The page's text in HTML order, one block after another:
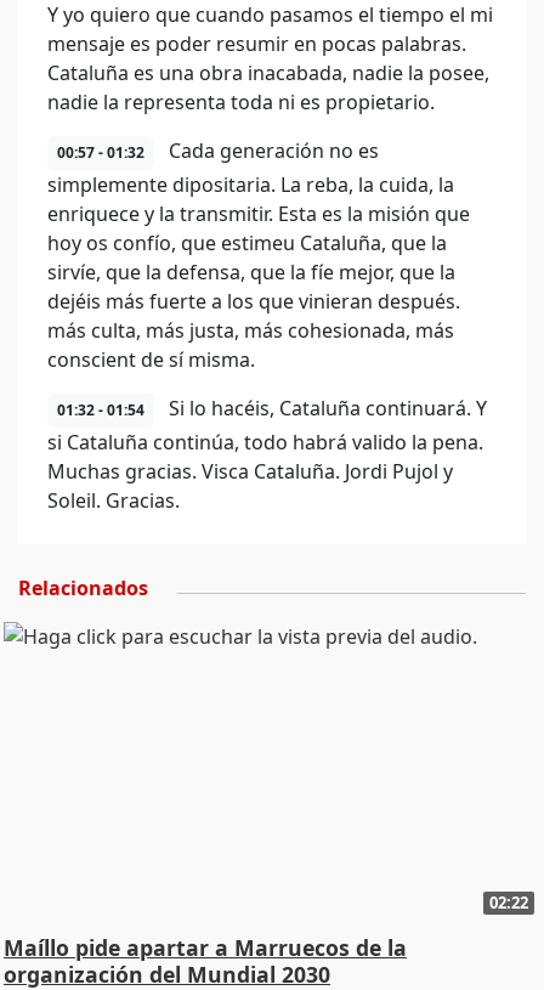
Y yo quiero que cuando pasamos el tiempo el mi
mensaje es poder resumir en pocas palabras.
Cataluña es una obra inacabada, nadie la posee,
nadie la representa toda ni es propietario.
00:57 - 01:32
Cada generación no es
simplemente dipositaria. La reba, la cuida, la
enriquece y la transmitir. Esta es la misión que
hoy os confío, que estimeu Cataluña, que la
sirvíe, que la defensa, que la fíe mejor, que la
dejéis más fuerte a los que vinieran después.
más culta, más justa, más cohesionada, más
conscient de sí misma.
01:32 - 01:54
Si lo hacéis, Cataluña continuará. Y
si Cataluña continúa, todo habrá valido la pena.
Muchas gracias. Visca Cataluña. Jordi Pujol y
Soleil. Gracias.
Relacionados
02:22
Maíllo pide apartar a Marruecos de la
organización del Mundial 2030